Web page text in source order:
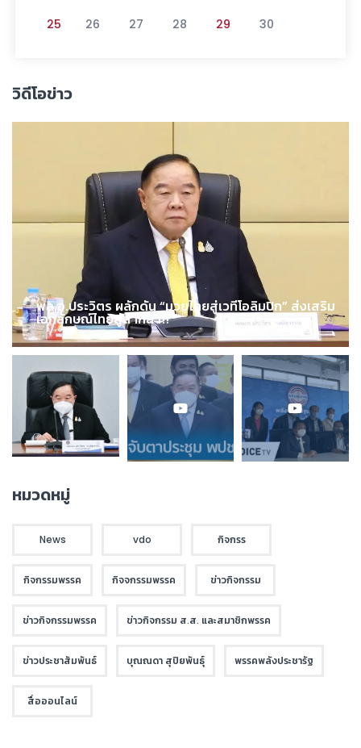
25 26 27 28 29 30
วิดีโอข่าว
พล.อ.ประวิตร ผลักดัน “มวยไทยสู่เวทีโอลิมปิก” ส่งเสริม
เอกลักษณ์ไทยสู่สากล !!!
หมวดหมู่
News vdo กิจกรร
กิจกรรมพรรค กิจจกรรมพรรค ข่าวกิจกรรม
ข่าวกิจกรรมพรรค ข่าวกิจกรรม ส.ส. และสมาชิกพรรค
ข่าวประชาสัมพันธ์ บุณณดา สุปิยพันธุ์ พรรคพลังประชารัฐ
สื่อออนไลน์